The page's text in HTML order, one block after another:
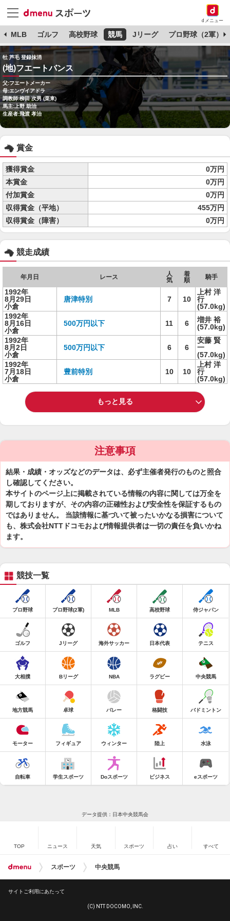
dメニュー
MLB ゴルフ 高校野球 競馬 Jリーグ プロ野球（2軍）
牡 芦毛 登録抹消
(地)フエートバンス
父:フエートメーカー
母:エンヴイアドラ
調教師:柳田 次男 (栗東)
馬主:上野 助治
生産者:飛渡 孝治
賞金
獲得賞金
0万円
本賞金
0万円
付加賞金
0万円
収得賞金（平地）
455万円
収得賞金（障害）
0万円
競走成績
年月日 レース
人
気
着
順
騎手
1992年
8月29日
小倉
唐津特別 7 10
上村 洋
行
(57.0kg)
1992年
8月16日
小倉
500万円以下 11 6
増井 裕
(57.0kg)
1992年
8月2日
小倉
500万円以下 6 6
安藤 賢
一
(57.0kg)
1992年
7月18日
小倉
豊前特別 10 10
上村 洋
行
(57.0kg)
もっと見る
注意事項
結果・成績・オッズなどのデータは、必ず主催者発行のものと照合
し確認してください。
本サイトのページ上に掲載されている情報の内容に関しては万全を
期しておりますが、その内容の正確性および安全性を保証するもの
ではありません。 当該情報に基づいて被ったいかなる損害について
も、株式会社NTTドコモおよび情報提供者は一切の責任を負いかね
ます。
競技一覧
プロ野球 プロ野球(2軍) MLB 高校野球 侍ジャパン
ゴルフ Jリーグ 海外サッカー 日本代表 テニス
大相撲 Bリーグ NBA ラグビー 中央競馬
地方競馬 卓球 バレー 格闘技 バドミントン
モーター フィギュア ウィンター 陸上 水泳
自転車 学生スポーツ Doスポーツ ビジネス eスポーツ
データ提供：日本中央競馬会
TOP ニュース 天気 スポーツ 占い すべて
スポーツ 中央競馬
サイトご利用にあたって
(C) NTT DOCOMO, INC.